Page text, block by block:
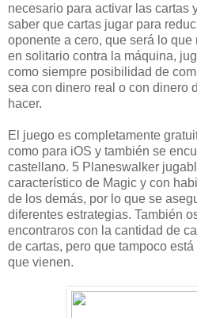
necesario para activar las cartas
saber que cartas jugar para
oponente a cero, que será lo
en solitario contra la máquina,
como siempre posibilidad de
sea con dinero real o con dinero
hacer.
El juego es completamente
como para iOS y también se
castellano. 5 Planeswalker
característico de Magic y con
de los demás, por lo que se
diferentes estrategias. También
encontraros con la cantidad de
de cartas, pero que tampoco
que vienen.